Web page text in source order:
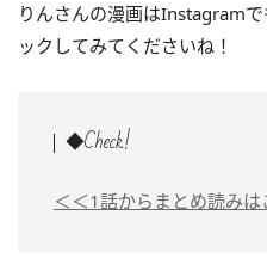
りんさんの漫画はInstagram
ックしてみてくださいね！
◆Check!
＜＜1話からまとめ読みは